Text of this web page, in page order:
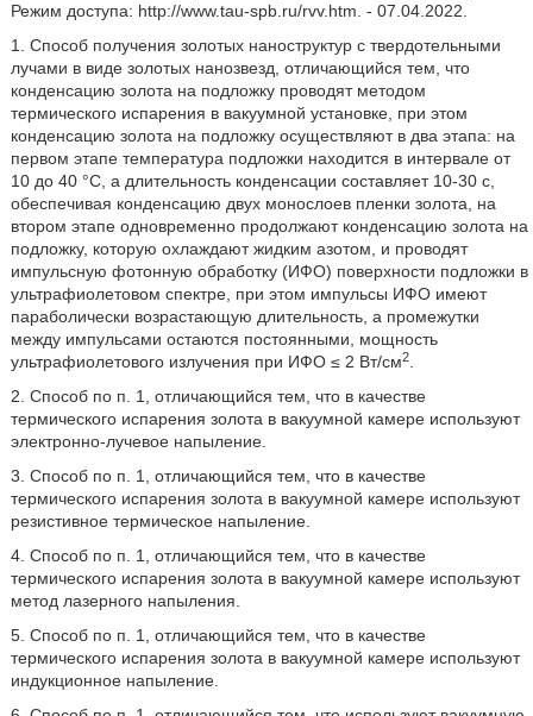
Режим доступа: http://www.tau-spb.ru/rvv.htm. - 07.04.2022.
1. Способ получения золотых наноструктур с твердотельными
лучами в виде золотых нанозвезд, отличающийся тем, что
конденсацию золота на подложку проводят методом
термического испарения в вакуумной установке, при этом
конденсацию золота на подложку осуществляют в два этапа: на
первом этапе температура подложки находится в интервале от
10 до 40 °С, а длительность конденсации составляет 10-30 с,
обеспечивая конденсацию двух монослоев пленки золота, на
втором этапе одновременно продолжают конденсацию золота на
подложку, которую охлаждают жидким азотом, и проводят
импульсную фотонную обработку (ИФО) поверхности подложки в
ультрафиолетовом спектре, при этом импульсы ИФО имеют
параболически возрастающую длительность, а промежутки
между импульсами остаются постоянными, мощность
ультрафиолетового излучения при ИФО ≤ 2 Вт/см2.
2. Способ по п. 1, отличающийся тем, что в качестве
термического испарения золота в вакуумной камере используют
электронно-лучевое напыление.
3. Способ по п. 1, отличающийся тем, что в качестве
термического испарения золота в вакуумной камере используют
резистивное термическое напыление.
4. Способ по п. 1, отличающийся тем, что в качестве
термического испарения золота в вакуумной камере используют
метод лазерного напыления.
5. Способ по п. 1, отличающийся тем, что в качестве
термического испарения золота в вакуумной камере используют
индукционное напыление.